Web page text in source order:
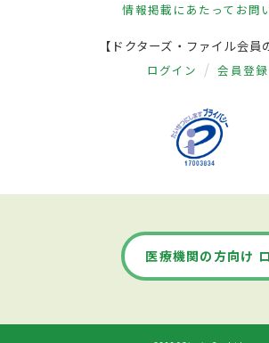
情報掲載にあたって お問
【ドクターズ・ファイル会員
ログイン 会員登録
医療機関の方向け